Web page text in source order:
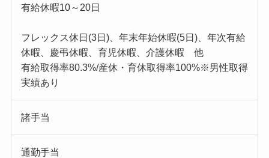
有給休暇10～20日
フレックス休日(3日)、年末年始休暇(5日)、年次有給
休暇、慶弔休暇、育児休暇、介護休暇 他
有給取得率80.3%/産休・育休取得率100%※男性取得
実績あり
諸手当
通勤手当